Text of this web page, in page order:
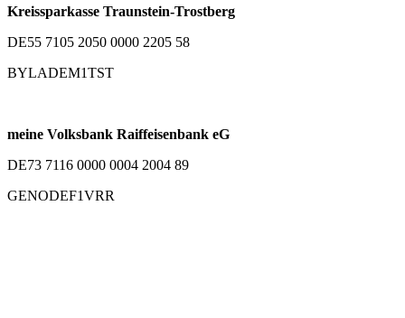
Kreissparkasse Traunstein-Trostberg
DE55 7105 2050 0000 2205 58
BYLADEM1TST
meine Volksbank Raiffeisenbank eG
DE73 7116 0000 0004 2004 89
GENODEF1VRR